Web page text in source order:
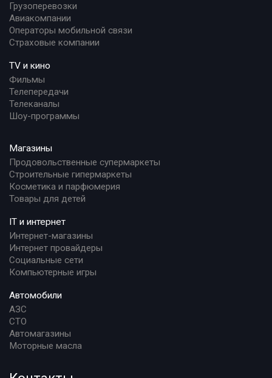
Грузоперевозки
Авиакомпании
Операторы мобильной связи
Страховые компании
TV и кино
Фильмы
Телепередачи
Телеканалы
Шоу-программы
Магазины
Продовольственные супермаркеты
Строительные гипермаркеты
Косметика и парфюмерия
Товары для детей
IT и интернет
Интернет-магазины
Интернет провайдеры
Социальные сети
Компьютерные игры
Автомобили
АЗС
СТО
Автомагазины
Моторные масла